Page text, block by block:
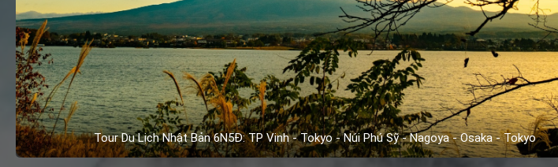
Tour Du Lịch Nhật Bản 6N5Đ: TP Vinh - Tokyo - Núi Phú Sỹ - Nagoya - Osaka - Tokyo